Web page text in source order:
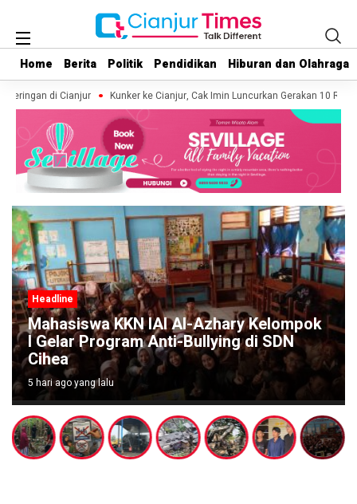
Home Berita Politik Pendidikan Hiburan dan Olahraga
Home Berita Politik Pendidikan Hiburan dan Olahraga
di Cianjur Kunker ke Cianjur, Cak Imin Luncurkan Gerakan 10 Ribu
Headline
Mahasiswa KKN IAI Al-Azhary Kelompok
I Gelar Program Anti-Bullying di SDN
Cihea
5 hari ago yang lalu